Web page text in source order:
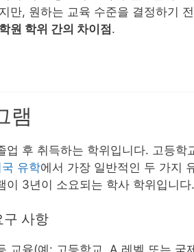
만, 원하는 교육 수준을 결정하기
원 학위 간의 차이점 .
램
업 후 취득하는 학위입니다. 고등
국 유학에서 가장 일반적인 두 가지
이 3년이 소요되는 학사 학위입니다.
구 사항